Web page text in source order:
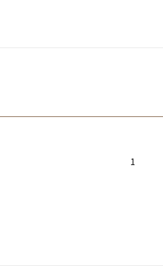
1